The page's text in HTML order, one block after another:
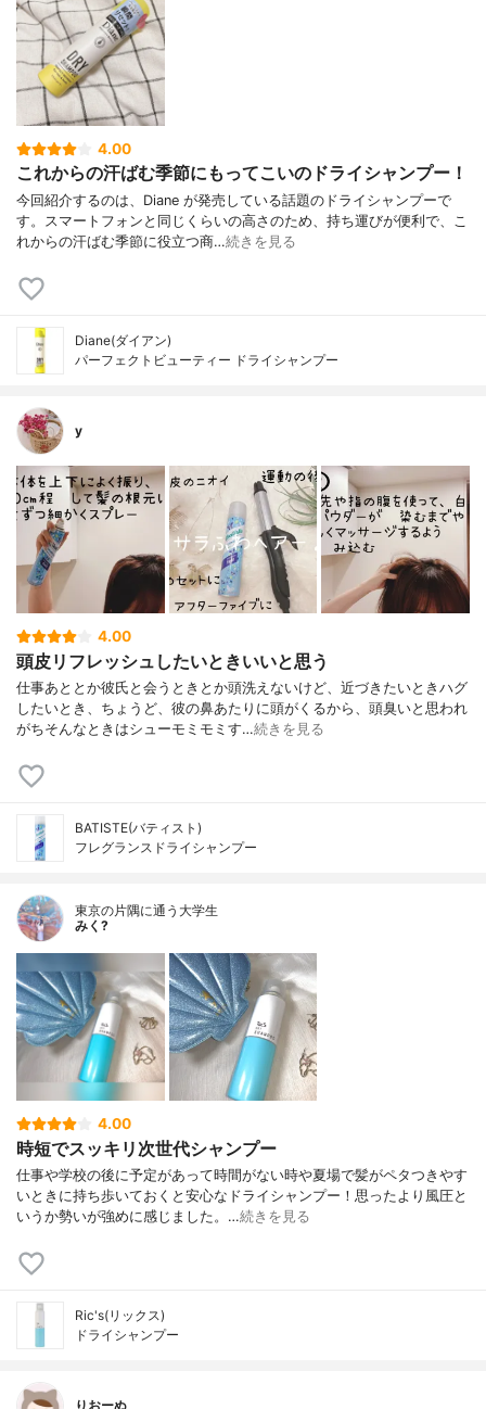
4.00
これからの汗ばむ季節にもってこいのドライシャンプー！
今回紹介するのは、Diane が発売している話題のドライシャンプーで
す。スマートフォンと同じくらいの高さのため、持ち運びが便利で、こ
れからの汗ばむ季節に役立つ商…続きを見る
Diane(ダイアン)
パーフェクトビューティー ドライシャンプー
y
4.00
頭皮リフレッシュしたいときいいと思う
仕事あととか彼氏と会うときとか頭洗えないけど、近づきたいときハグ
したいとき、ちょうど、彼の鼻あたりに頭がくるから、頭臭いと思われ
がちそんなときはシューモミモミす…続きを見る
BATISTE(バティスト)
フレグランスドライシャンプー
東京の片隅に通う大学生
みく?
4.00
時短でスッキリ次世代シャンプー
仕事や学校の後に予定があって時間がない時や夏場で髪がペタつきやす
いときに持ち歩いておくと安心なドライシャンプー！ 思ったより風圧と
いうか勢いが強めに感じました。…続きを見る
Ric's(リックス)
ドライシャンプー
りおーぬ